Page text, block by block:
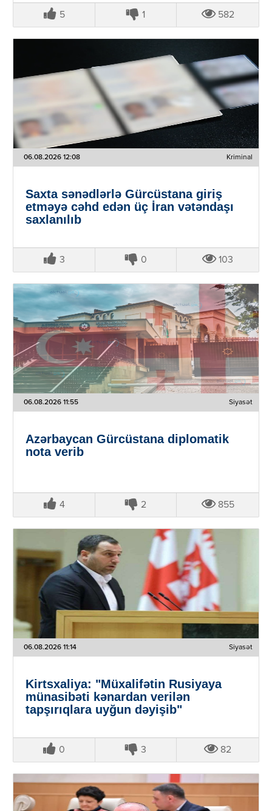
5 1 582
06.08.2026 12:08 Kriminal
Saxta sənədlərlə Gürcüstana giriş
etməyə cəhd edən üç İran vətəndaşı
saxlanılıb
3 0 103
06.08.2026 11:55 Siyasət
Azərbaycan Gürcüstana diplomatik
nota verib
4 2 855
06.08.2026 11:14 Siyasət
Kirtsxaliya: "Müxalifətin Rusiyaya
münasibəti kənardan verilən
tapşırıqlara uyğun dəyişib"
0 3 82